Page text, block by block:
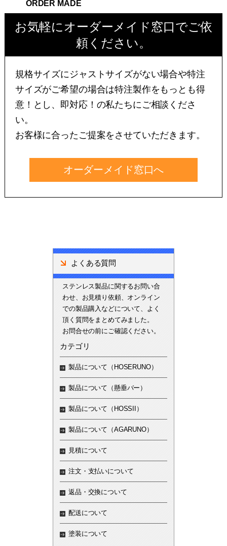
ORDER MADE
お気軽にオーダーメイド窓口でご依
頼ください。
規格サイズにジャストサイズがない場合や特注
サイズがご希望の場合は特注製作をもっとも得
意！とし、即対応！の私たちにご相談くださ
い。
お客様に合ったご提案をさせていただきます。
オーダーメイド窓口へ
よくある質問
ステンレス製品に関するお問い合
わせ、お見積り依頼、オンライン
での製品購入などについて、よく
頂く質問をまとめてみました。
お問合せの前にご確認ください。
カテゴリ
製品について（HOSERUNO）
製品について（懸垂バー）
製品について（HOSSII）
製品について（AGARUNO）
見積について
注文・支払いについて
返品・交換について
配送について
塗装について